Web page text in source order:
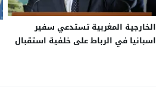
الخارجية المغربية تستدعي سفير
اسبانيا في الرباط على خلفية استقبال